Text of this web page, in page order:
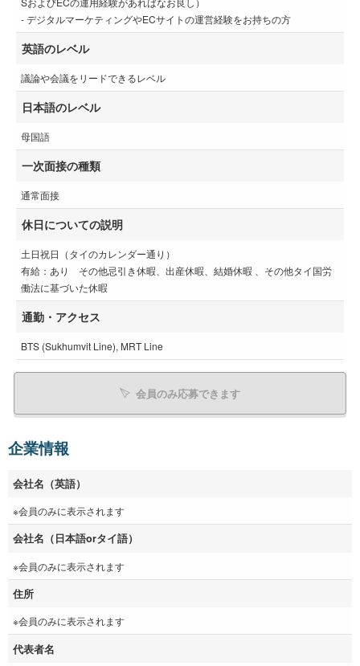
‐ デジタルマーケティングやECサイトの運営経験をお持ちの方
英語のレベル
議論や会議をリードできるレベル
日本語のレベル
母国語
一次面接の種類
通常面接
休日についての説明
土日祝日（タイのカレンダー通り）
有給：あり その他忌引き休暇、出産休暇、結婚休暇 、その他タイ国労
働法に基づいた休暇
通勤・アクセス
BTS (Sukhumvit Line), MRT Line
会員のみ応募できます
企業情報
会社名（英語）
※会員のみに表示されます
会社名（日本語orタイ語）
※会員のみに表示されます
住所
※会員のみに表示されます
代表者名